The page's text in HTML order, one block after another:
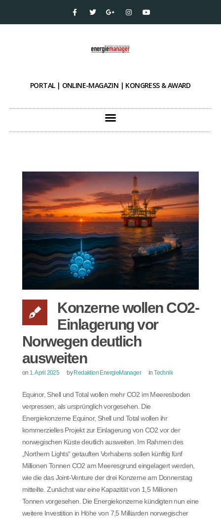
PORTAL | ONLINE-MAGAZIN | KONGRESS & AWARD
Konzerne wollen CO2-
Einlagerung vor
Norwegen deutlich
ausweiten
on 1. April 2025 by Redaktion EnergieManager inTechnik
Equinor, Shell und Total wollen mehr CO2 im Meeresboden
verpressen, als ursprünglich vorgesehen. Die
Energiekonzerne Equinor, Shell und Total wollen ihr
kommerzielles Projekt zur Einlagerung von CO2 vor der
norwegischen Küste deutlich ausweiten. Im Rahmen des
„Northern Lights“ getauften Vorhabens sollen künftig fünf
Millionen Tonnen CO2 am Meeresgrund eingelagert werden,
wie die das Joint-Venture der drei Konzerne am Donnerstag
mitteilte. Zunächst war eine Kapazität von 1,5 Millionen
Tonnen vorgesehen. Die Energiekonzerne kündigten nun eine
weitere Investition in Höhe von 7,5 Milliarden norwegischer